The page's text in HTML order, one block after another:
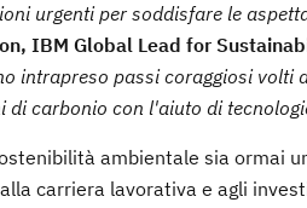
urgenti per soddisfare le
IBM Global Lead for
intrapreso passi coraggiosi
carbonio con l'aiuto di
ambientale sia ormai
carriera lavorativa e agli